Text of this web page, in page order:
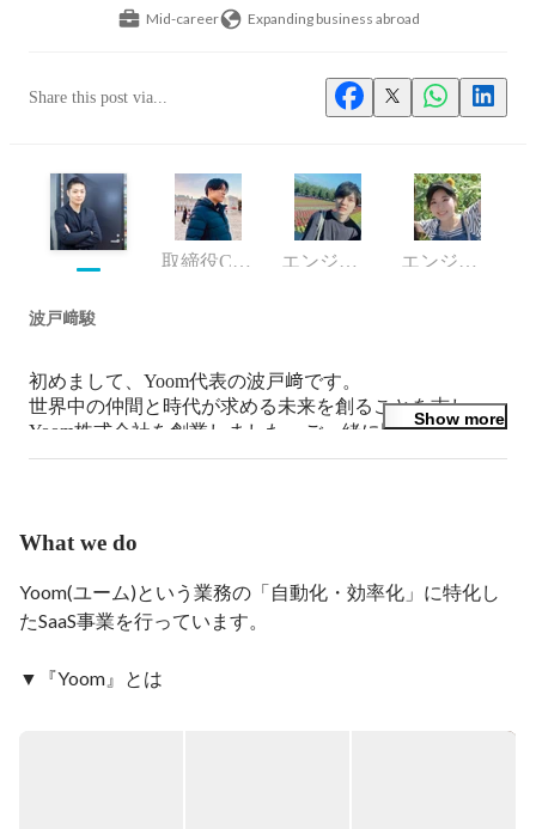
Mid-career Expanding business abroad
Share this post via...
取締役CTO、COO エンジニア エンジニア
波戸﨑駿
初めまして、Yoom代表の波戸﨑です。
世界中の仲間と時代が求める未来を創ることを志し、
Yoom株式会社を創業しました。ご一緒に同じビジョン
を目指して頂ける方とお会いできるのを楽しみにしてい
3年目から基幹事業である求人事業部の事業責任者に就
2度のM&Aや大手通信会社との事業提携を実施後、株式
会社TimeTechnologiesを設立。
の株式を譲渡し、Yoom株式会社を設立。
Show more
What we do
Yoom(ユーム)という業務の「自動化・効率化」に特化し
たSaaS事業を行っています。
▼『Yoom』とは